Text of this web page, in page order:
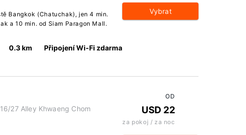
Bangkok (Chatuchak), jen 4 min.
a 10 min. od Siam Paragon Mall.
0.3 km Připojení Wi-Fi zdarma
Vybrat
27 Alley Khwaeng Chom
OD
USD 22
za pokoj / za noc